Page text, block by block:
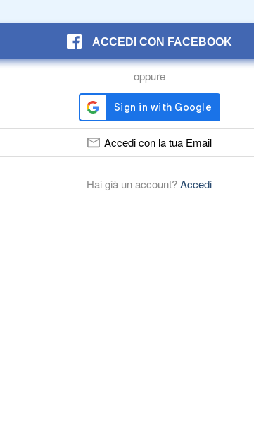
ACCEDI CON FACEBOOK
oppure
Accedi con la tua Email
Hai già un account?Accedi